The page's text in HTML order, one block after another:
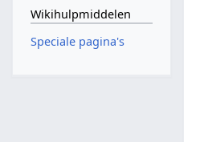
Wikihulpmiddelen
Speciale pagina's